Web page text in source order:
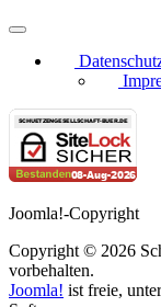
Joomla!-Copyright
Copyright © 2026
vorbehalten.
Joomla! ist freie,